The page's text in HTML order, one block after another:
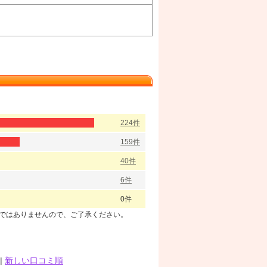
224件
159件
40件
6件
0件
ありませんので、ご了承ください。
新しい口コミ順